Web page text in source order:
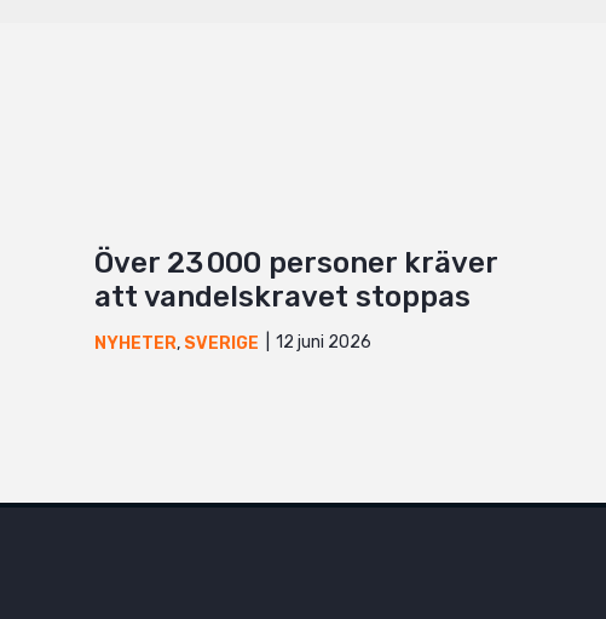
Över 23 000 personer kräver
att vandelskravet stoppas
NYHETER, SVERIGE 12 juni 2026